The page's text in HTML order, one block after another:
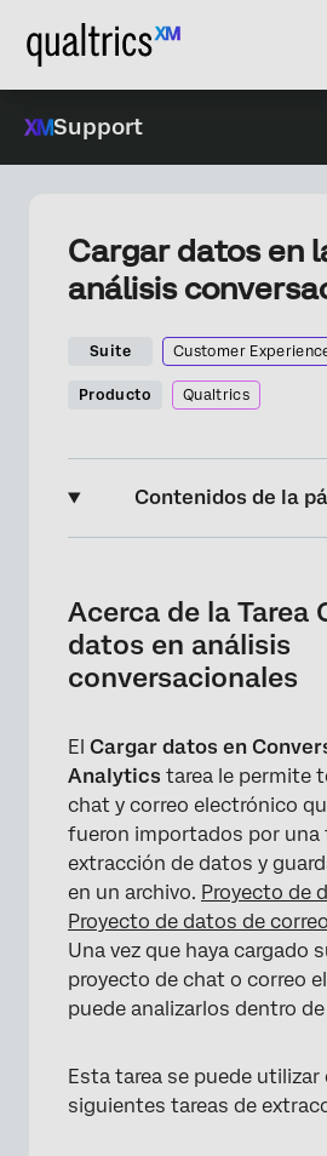
Support
Cargar datos en
análisis
Suite Customer
Producto Qualtrics
Contenidos de la
Configuración de una Tarea
datos en análisis
Carga de asignaciones de
Asignación de valores de
Acerca de la Tarea
datos en análisis
conversacionales
El Cargar datos en
Analytics tarea le permite
chat y correo electrónico
fueron importados por una
extracción de datos y
en un archivo. Proyecto de
Proyecto de datos de
Una vez que haya cargado
proyecto de chat o correo
puede analizarlos dentro
Esta tarea se puede utilizar
siguientes tareas de